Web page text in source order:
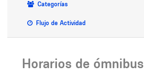
Categorías
Flujo de Actividad
Horarios de ómnibus